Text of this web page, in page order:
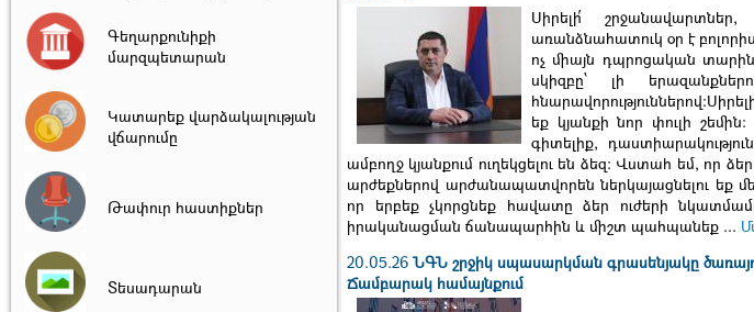
Գեղարքունիքի
մարզպետարան
Կատարեք վարձակալության
վճարումը
Թափուր հաստիքներ
Տեսադարան
Սիրելի՛ շրջանավարտներ,
առանձնահատուկ օր է
ոչ միայն դպրոցական
սկիզբը՝ լի
եք կյանքի նոր փուլի
գիտելիք,
ամբողջ կյանքում ուղեկցելու են ձեզ։ Վստահ եմ, որ
արժեքներով արժանապատվորեն ներկայացնելու եք
որ երբեք չկորցնեք հավատը ձեր ուժերի
իրականացման ճանապարհին և միշտ պահպանեք ...
20.05.26 ՆԳՆ շրջիկ սպասարկման գրասենյակը
Ճամբարակ համայնքում